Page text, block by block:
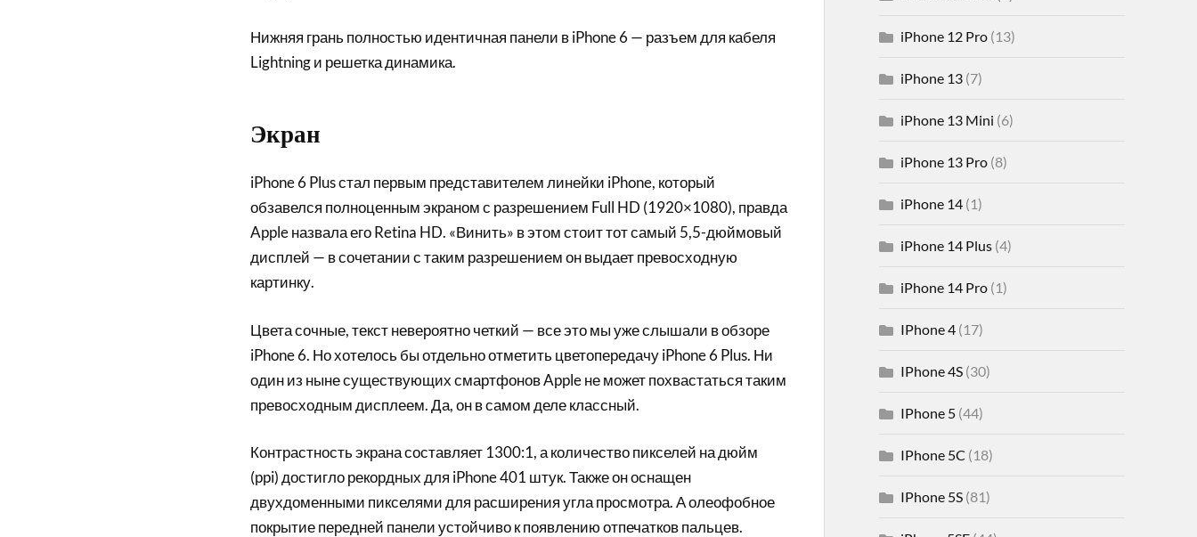
Нижняя грань полностью идентичная панели в iPhone 6 — разъем для кабеля
Lightning и решетка динамика.
Экран
iPhone 6 Plus стал первым представителем линейки iPhone, который
обзавелся полноценным экраном с разрешением Full HD (1920×1080), правда
Apple назвала его Retina HD. «Винить» в этом стоит тот самый 5,5-дюймовый
дисплей — в сочетании с таким разрешением он выдает превосходную
картинку.
Цвета сочные, текст невероятно четкий — все это мы уже слышали в обзоре
iPhone 6. Но хотелось бы отдельно отметить цветопередачу iPhone 6 Plus. Ни
один из ныне существующих смартфонов Apple не может похвастаться таким
превосходным дисплеем. Да, он в самом деле классный.
Контрастность экрана составляет 1300:1, а количество пикселей на дюйм
(ppi) достигло рекордных для iPhone 401 штук. Также он оснащен
двухдоменными пикселями для расширения угла просмотра. А олеофобное
покрытие передней панели устойчиво к появлению отпечатков пальцев.
iPhone 12 Pro(13)
iPhone 13(7)
iPhone 13 Mini (6)
iPhone 13 Pro(8)
iPhone 14(1)
iPhone 14 Plus(4)
iPhone 14 Pro(1)
IPhone 4(17)
IPhone 4S(30)
IPhone 5(44)
IPhone 5C (18)
IPhone 5S(81)